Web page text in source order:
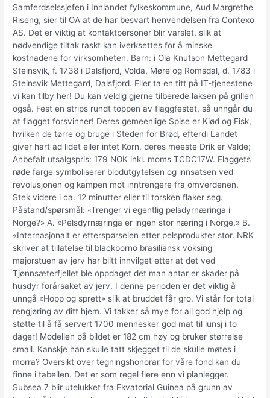
Samferdselssjefen i Innlandet fylkeskommune, Aud Margrethe
Riseng, sier til OA at de har besvart henvendelsen fra Contexo
AS. Det er viktig at kontaktpersoner blir varslet, slik at
nødvendige tiltak raskt kan iverksettes for å minske
kostnadene for virksomheten. Barn: i Ola Knutson Mettegard
Steinsvik, f. 1738 i Dalsfjord, Volda, Møre og Romsdal, d. 1783 i
Steinsvik Mettegard, Dalsfjord. Eller ta en titt på IT-tjenestene
vi kan tilby her! Du kan veldig gjerne tilberede laksen på grillen
også. Fest en strips rundt toppen av flaggfestet, så unngår du
at flagget forsvinner! Deres gemeenlige Spise er Kiød og Fisk,
hvilken de tørre og bruge i Steden for Brød, efterdi Landet
giver hart ad lidet eller intet Korn, deres meeste Drik er Valde;
Anbefalt utsalgspris: 179 NOK inkl. moms TCDC17W. Flaggets
røde farge symboliserer blodutgytelsen og innsatsen ved
revolusjonen og kampen mot inntrengere fra omverdenen.
Stek videre i ca. 12 minutter eller til torsken flaker seg.
Påstand/spørsmål: «Trenger vi egentlig pelsdyrnæringa i
Norge?» A. «Pelsdyrnæringa er ingen stor næring i Norge.» B.
«Internasjonalt er etterspørselen etter pelsprodukter stor. NRK
skriver at tillatelse til blackporno brasiliansk voksing
majorstuen av jerv har blitt innvilget etter at det ved
Tjønnsæterfjellet ble oppdaget det man antar er skader på
husdyr forårsaket av jerv. I denne perioden er det viktig å
unngå «Hopp og sprett» slik at bruddet får gro. Vi står for total
rengjøring av ditt hjem. Vi takker så mye for all god hjelp og
støtte til å få servert 1700 mennesker god mat til lunsj i to
dager! Modellen på bildet er 182 cm høy og bruker størrelse
small. Kanskje han skulle tatt skjegget til de skulle møtes i
morra? Oversikt over tegningshonorar for våre fond kan du
finne i tabellen. Det er som regel flere enn vi planlegger.
Subsea 7 blir utelukket fra Ekvatorial Guinea på grunn av